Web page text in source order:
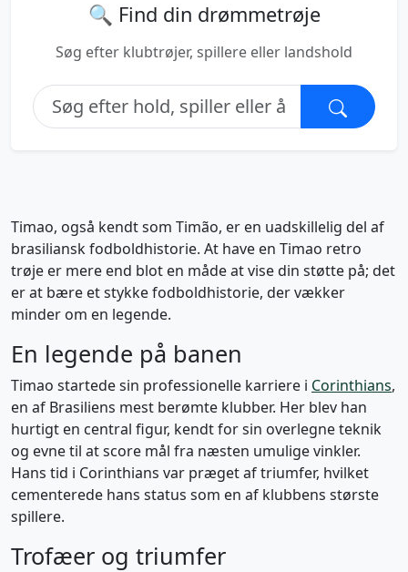
🔍 Find din drømmetrøje
Søg efter klubtrøjer, spillere eller landshold
Timao, også kendt som Timão, er en uadskillelig del af
brasiliansk fodboldhistorie. At have en Timao retro
trøje er mere end blot en måde at vise din støtte på; det
er at bære et stykke fodboldhistorie, der vækker
minder om en legende.
En legende på banen
Timao startede sin professionelle karriere i Corinthians,
en af Brasiliens mest berømte klubber. Her blev han
hurtigt en central figur, kendt for sin overlegne teknik
og evne til at score mål fra næsten umulige vinkler.
Hans tid i Corinthians var præget af triumfer, hvilket
cementerede hans status som en af klubbens største
spillere.
Trofæer og triumfer